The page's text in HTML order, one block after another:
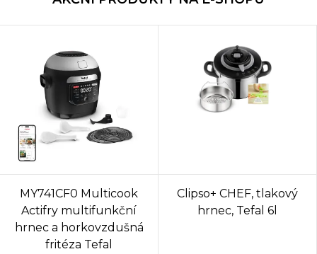
MY741CF0 Multicook
Actifry multifunkční
hrnec a horkovzdušná
fritéza Tefal
Clipso+ CHEF, tlakový
hrnec, Tefal 6l